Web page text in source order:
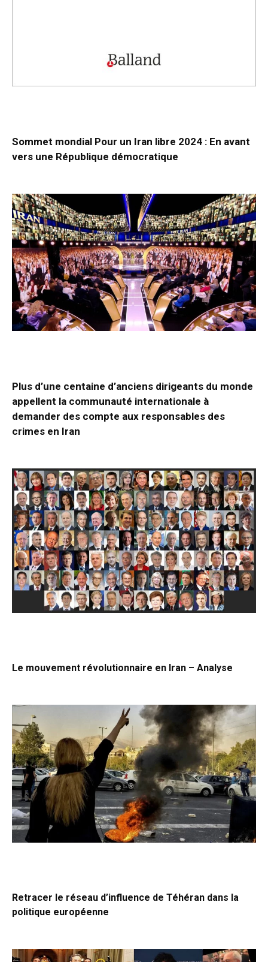
Sommet mondial Pour un Iran libre 2024 : En avant
vers une République démocratique
Plus d’une centaine d’anciens dirigeants du monde
appellent la communauté internationale à
demander des compte aux responsables des
crimes en Iran
Le mouvement révolutionnaire en Iran – Analyse
Retracer le réseau d’influence de Téhéran dans la
politique européenne